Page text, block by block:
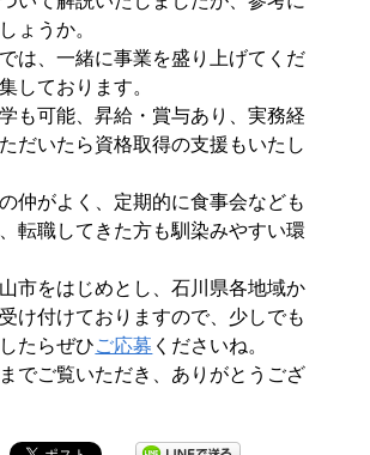
ょうか。
は、一緒に事業を盛り上げてくだ
しております。
も可能、昇給・賞与あり、実務経
だいたら資格取得の支援もいたし
仲がよく、定期的に食事会なども
転職してきた方も馴染みやすい環
市をはじめとし、石川県各地域か
け付けておりますので、少しでも
たらぜひご応募 くださいね。
でご覧いただき、ありがとうござ